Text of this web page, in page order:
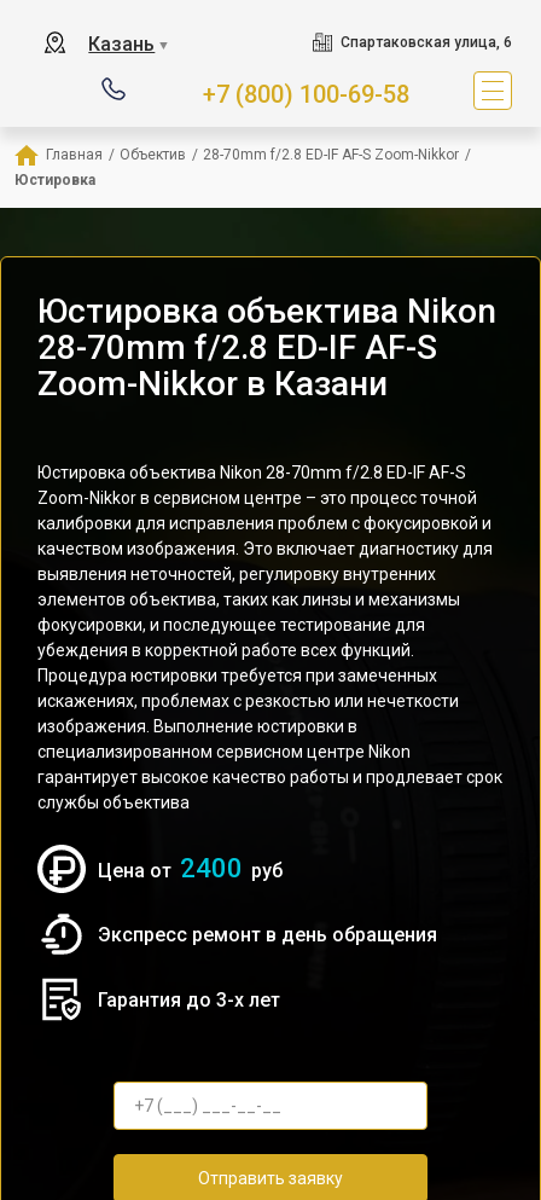
Казань ▼ Спартаковская улица, 6
+7 (800) 100-69-58
Главная / Объектив / 28-70mm f/2.8 ED-IF AF-S Zoom-Nikkor /
Юстировка
Юстировка объектива Nikon
28-70mm f/2.8 ED-IF AF-S
Zoom-Nikkor в Казани
Юстировка объектива Nikon 28-70mm f/2.8 ED-IF AF-S
Zoom-Nikkor в сервисном центре – это процесс точной
калибровки для исправления проблем с фокусировкой и
качеством изображения. Это включает диагностику для
выявления неточностей, регулировку внутренних
элементов объектива, таких как линзы и механизмы
фокусировки, и последующее тестирование для
убеждения в корректной работе всех функций.
Процедура юстировки требуется при замеченных
искажениях, проблемах с резкостью или нечеткости
изображения. Выполнение юстировки в
специализированном сервисном центре Nikon
гарантирует высокое качество работы и продлевает срок
службы объектива
Цена от 2400 руб
Экспресс ремонт в день обращения
Гарантия до 3-х лет
Отправить заявку